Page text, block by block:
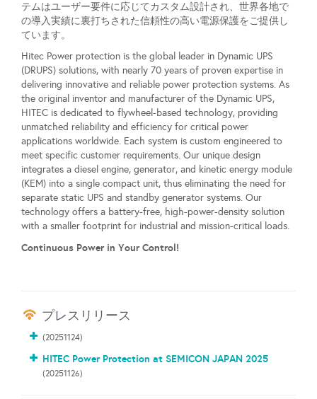
テムはユーザー要件に応じてカスタム設計され、世界各地で
の導入実績に裏打ちされた信頼性の高い電源保護をご提供し
ています。
Hitec Power protection is the global leader in Dynamic UPS
(DRUPS) solutions, with nearly 70 years of proven expertise in
delivering innovative and reliable power protection systems. As
the original inventor and manufacturer of the Dynamic UPS,
HITEC is dedicated to flywheel-based technology, providing
unmatched reliability and efficiency for critical power
applications worldwide. Each system is custom engineered to
meet specific customer requirements. Our unique design
integrates a diesel engine, generator, and kinetic energy module
(KEM) into a single compact unit, thus eliminating the need for
separate static UPS and standby generator systems. Our
technology offers a battery-free, high-power-density solution
with a smaller footprint for industrial and mission-critical loads.
Continuous Power in Your Control!
プレスリリース
(20251124)
HITEC Power Protection at SEMICON JAPAN 2025
(20251126)